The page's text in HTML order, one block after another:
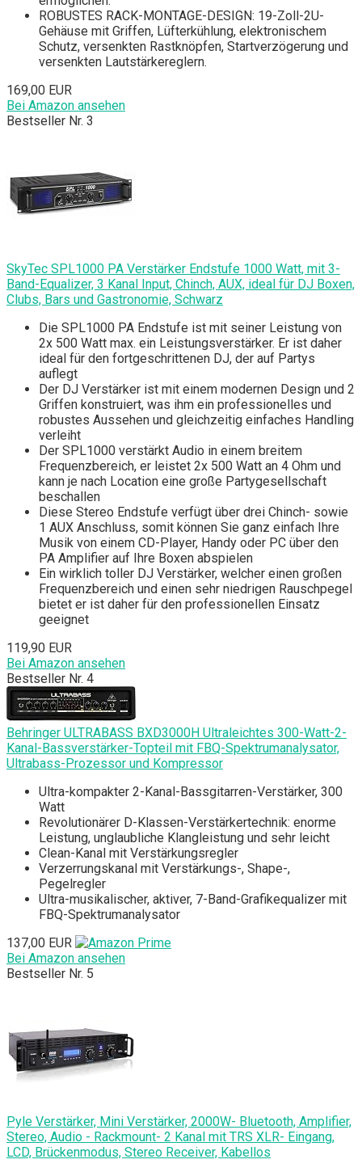
ROBUSTES RACK-MONTAGE-DESIGN: 19-Zoll-2U-
Gehäuse mit Griffen, Lüfterkühlung, elektronischem
Schutz, versenkten Rastknöpfen, Startverzögerung und
versenkten Lautstärkereglern.
169,00 EUR
Bei Amazon ansehen
Bestseller Nr. 3
SkyTec SPL1000 PA Verstärker Endstufe 1000 Watt, mit 3-
Band-Equalizer, 3 Kanal Input, Chinch, AUX, ideal für DJ Boxen,
Clubs, Bars und Gastronomie, Schwarz
Die SPL1000 PA Endstufe ist mit seiner Leistung von
2x 500 Watt max. ein Leistungsverstärker. Er ist daher
ideal für den fortgeschrittenen DJ, der auf Partys
auflegt
Der DJ Verstärker ist mit einem modernen Design und 2
Griffen konstruiert, was ihm ein professionelles und
robustes Aussehen und gleichzeitig einfaches Handling
verleiht
Der SPL1000 verstärkt Audio in einem breitem
Frequenzbereich, er leistet 2x 500 Watt an 4 Ohm und
kann je nach Location eine große Partygesellschaft
beschallen
Diese Stereo Endstufe verfügt über drei Chinch- sowie
1 AUX Anschluss, somit können Sie ganz einfach Ihre
Musik von einem CD-Player, Handy oder PC über den
PA Amplifier auf Ihre Boxen abspielen
Ein wirklich toller DJ Verstärker, welcher einen großen
Frequenzbereich und einen sehr niedrigen Rauschpegel
bietet er ist daher für den professionellen Einsatz
geeignet
119,90 EUR
Bei Amazon ansehen
Bestseller Nr. 4
Behringer ULTRABASS BXD3000H Ultraleichtes 300-Watt-2-
Kanal-Bassverstärker-Topteil mit FBQ-Spektrumanalysator,
Ultrabass-Prozessor und Kompressor
Ultra-kompakter 2-Kanal-Bassgitarren-Verstärker, 300
Watt
Revolutionärer D-Klassen-Verstärkertechnik: enorme
Leistung, unglaubliche Klangleistung und sehr leicht
Clean-Kanal mit Verstärkungsregler
Verzerrungskanal mit Verstärkungs-, Shape-,
Pegelregler
Ultra-musikalischer, aktiver, 7-Band-Grafikequalizer mit
FBQ-Spektrumanalysator
137,00 EUR
Bei Amazon ansehen
Bestseller Nr. 5
Pyle Verstärker, Mini Verstärker, 2000W- Bluetooth, Amplifier,
Stereo, Audio - Rackmount- 2 Kanal mit TRS XLR- Eingang,
LCD, Brückenmodus, Stereo Receiver, Kabellos